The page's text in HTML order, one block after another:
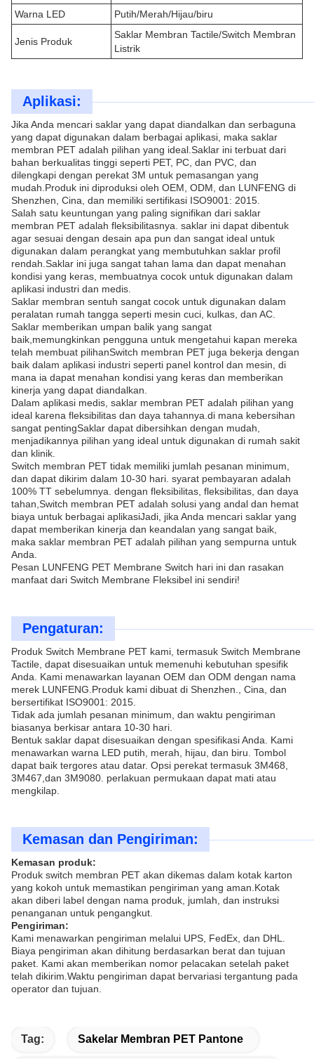
Warna LED Putih/Merah/Hijau/biru
Jenis Produk
Saklar Membran Tactile/Switch Membran
Listrik
Aplikasi:
Jika Anda mencari saklar yang dapat diandalkan dan serbaguna
yang dapat digunakan dalam berbagai aplikasi, maka saklar
membran PET adalah pilihan yang ideal.Saklar ini terbuat dari
bahan berkualitas tinggi seperti PET, PC, dan PVC, dan
dilengkapi dengan perekat 3M untuk pemasangan yang
mudah.Produk ini diproduksi oleh OEM, ODM, dan LUNFENG di
Shenzhen, Cina, dan memiliki sertifikasi ISO9001: 2015.
Salah satu keuntungan yang paling signifikan dari saklar
membran PET adalah fleksibilitasnya. saklar ini dapat dibentuk
agar sesuai dengan desain apa pun dan sangat ideal untuk
digunakan dalam perangkat yang membutuhkan saklar profil
rendah.Saklar ini juga sangat tahan lama dan dapat menahan
kondisi yang keras, membuatnya cocok untuk digunakan dalam
aplikasi industri dan medis.
Saklar membran sentuh sangat cocok untuk digunakan dalam
peralatan rumah tangga seperti mesin cuci, kulkas, dan AC.
Saklar memberikan umpan balik yang sangat
baik,memungkinkan pengguna untuk mengetahui kapan mereka
telah membuat pilihanSwitch membran PET juga bekerja dengan
baik dalam aplikasi industri seperti panel kontrol dan mesin, di
mana ia dapat menahan kondisi yang keras dan memberikan
kinerja yang dapat diandalkan.
Dalam aplikasi medis, saklar membran PET adalah pilihan yang
ideal karena fleksibilitas dan daya tahannya.di mana kebersihan
sangat pentingSaklar dapat dibersihkan dengan mudah,
menjadikannya pilihan yang ideal untuk digunakan di rumah sakit
dan klinik.
Switch membran PET tidak memiliki jumlah pesanan minimum,
dan dapat dikirim dalam 10-30 hari. syarat pembayaran adalah
100% TT sebelumnya. dengan fleksibilitas, fleksibilitas, dan daya
tahan,Switch membran PET adalah solusi yang andal dan hemat
biaya untuk berbagai aplikasiJadi, jika Anda mencari saklar yang
dapat memberikan kinerja dan keandalan yang sangat baik,
maka saklar membran PET adalah pilihan yang sempurna untuk
Anda.
Pesan LUNFENG PET Membrane Switch hari ini dan rasakan
manfaat dari Switch Membrane Fleksibel ini sendiri!
Pengaturan:
Produk Switch Membrane PET kami, termasuk Switch Membrane
Tactile, dapat disesuaikan untuk memenuhi kebutuhan spesifik
Anda. Kami menawarkan layanan OEM dan ODM dengan nama
merek LUNFENG.Produk kami dibuat di Shenzhen., Cina, dan
bersertifikat ISO9001: 2015.
Tidak ada jumlah pesanan minimum, dan waktu pengiriman
biasanya berkisar antara 10-30 hari.
Bentuk saklar dapat disesuaikan dengan spesifikasi Anda. Kami
menawarkan warna LED putih, merah, hijau, dan biru. Tombol
dapat baik tergores atau datar. Opsi perekat termasuk 3M468,
3M467,dan 3M9080. perlakuan permukaan dapat mati atau
mengkilap.
Kemasan dan Pengiriman:
Kemasan produk:
Produk switch membran PET akan dikemas dalam kotak karton
yang kokoh untuk memastikan pengiriman yang aman.Kotak
akan diberi label dengan nama produk, jumlah, dan instruksi
penanganan untuk pengangkut.
Pengiriman:
Kami menawarkan pengiriman melalui UPS, FedEx, dan DHL.
Biaya pengiriman akan dihitung berdasarkan berat dan tujuan
paket. Kami akan memberikan nomor pelacakan setelah paket
telah dikirim.Waktu pengiriman dapat bervariasi tergantung pada
operator dan tujuan.
Tag: Sakelar Membran PET Pantone